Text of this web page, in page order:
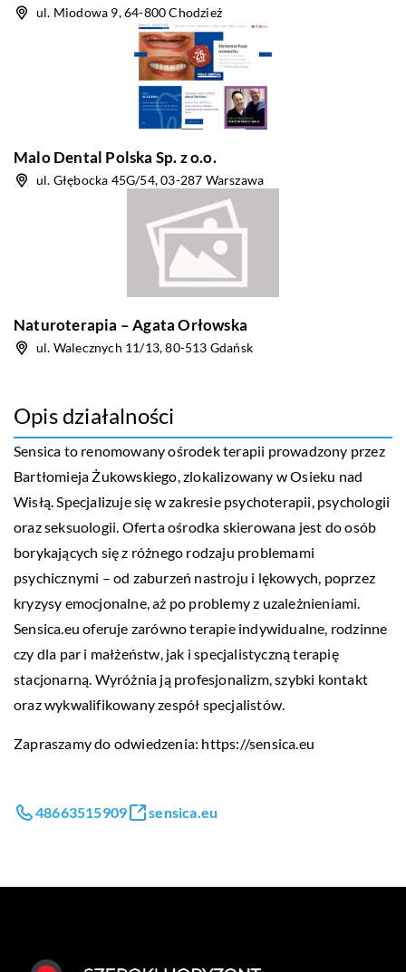
ul. Miodowa 9, 64-800 Chodzież
Malo Dental Polska Sp. z o.o.
ul. Głębocka 45G/54, 03-287 Warszawa
Naturoterapia – Agata Orłowska
ul. Walecznych 11/13, 80-513 Gdańsk
Opis działalności
Sensica to renomowany ośrodek terapii prowadzony przez
Bartłomieja Żukowskiego, zlokalizowany w Osieku nad
Wisłą. Specjalizuje się w zakresie psychoterapii, psychologii
oraz seksuologii. Oferta ośrodka skierowana jest do osób
borykających się z różnego rodzaju problemami
psychicznymi – od zaburzeń nastroju i lękowych, poprzez
kryzysy emocjonalne, aż po problemy z uzależnieniami.
Sensica.eu oferuje zarówno terapie indywidualne, rodzinne
czy dla par i małżeństw, jak i specjalistyczną terapię
stacjonarną. Wyróżnia ją profesjonalizm, szybki kontakt
oraz wykwalifikowany zespół specjalistów.
Zapraszamy do odwiedzenia: https://sensica.eu
48663515909 sensica.eu